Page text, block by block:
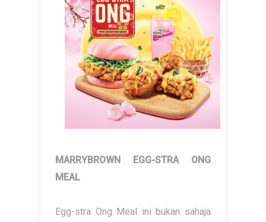
MARRYBROWN EGG-STRA ONG
MEAL
Egg-stra Ong Meal ini bukan sahaja